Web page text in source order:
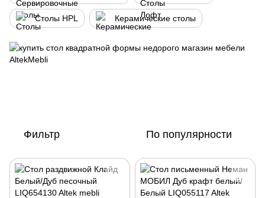
Столы HPL Керамические столы
Фильтр По популярности